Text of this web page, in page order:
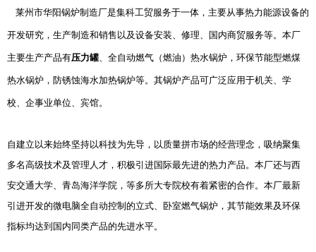
莱州市华阳锅炉制造厂是集科工贸服务于一体，主要从事热力能源设备的
开发研究，生产制造和销售以及设备安装、修理、国内商贸服务等。本厂
主要生产产品有压力罐、 全自动燃气（燃油）热水锅炉，环保节能型燃煤
热水锅炉，防锈蚀海水加热锅炉等。其锅炉产品可广泛应用于机关、学
校、企事业单位、宾馆。
自建立以来始终坚持以科技为先导，以质量拼市场的经营理念，吸纳聚集
多名高级技术及管理人 才，积极引进国际最先进的热力产品。本厂还与西
安交通大学、青岛海洋学院，等多所大专院校有着紧密的合作。本厂最新
引进开发的微电脑全自动控制的立式、卧室燃气锅炉，其节能效果及环保
指标均达到国内同类产品的先进水平。